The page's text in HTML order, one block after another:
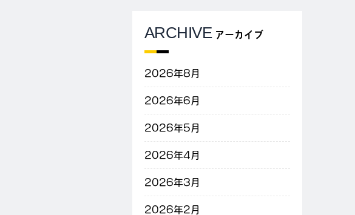
ARCHIVE アーカイブ
2026年8月
2026年6月
2026年5月
2026年4月
2026年3月
2026年2月